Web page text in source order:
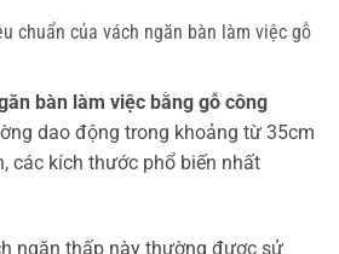
chuẩn của vách ngăn bàn làm việc gỗ
bàn làm việc bằng gỗ công
dao động trong khoảng từ 35cm
các kích thước phổ biến nhất
ngăn thấp này thường được sử